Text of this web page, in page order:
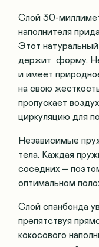
Слой 30-
наполнителя
Этот
держит форму. Не
и имеет
на свою
пропускает
циркуляцию для
Независимые
тела. Каждая
соседних –
оптимальном
Слой спанбонда
препятствуя
кокосового